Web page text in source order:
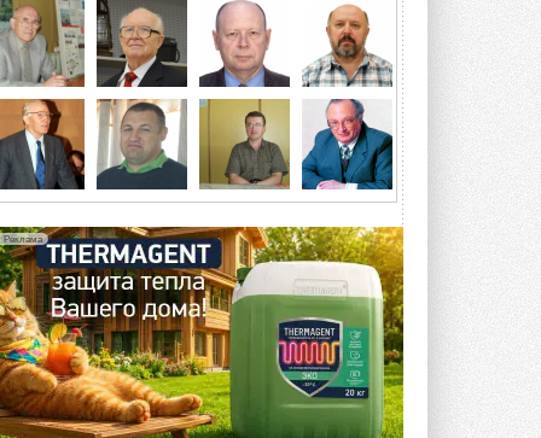
Китайская Shenling представила
линейку тепловых насосов
«воздух-вода» на R290
Серия ThermaX R290 All-In-One
включает три модели ...
4 АВГУСТА 2026
Тепловые насосы в связке с
солнечной генерацией и
накопителем снижают
потребление на 60%
Исследователи из Италии установили ...
4 АВГУСТА 2026
«РУСКЛИМАТ Fest 2026» в Уфе
собрал свыше 700 профи
климатической отрасли
Организатором выступил торгово-
производственный холдинг ...
3 АВГУСТА 2026
Реклама